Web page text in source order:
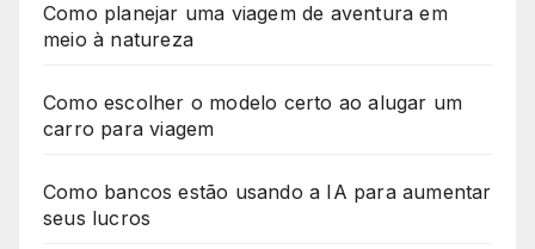
Como planejar uma viagem de aventura em
meio à natureza
Como escolher o modelo certo ao alugar um
carro para viagem
Como bancos estão usando a IA para aumentar
seus lucros